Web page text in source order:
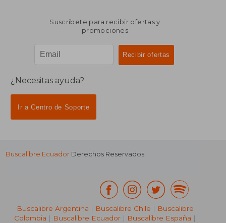
Suscríbete para recibir ofertas y
promociones
¿Necesitas ayuda?
Ir a Centro de Soporte
Buscalibre Ecuador Derechos Reservados.
Buscalibre Argentina | Buscalibre Chile | Buscalibre
Colombia | Buscalibre Ecuador | Buscalibre España |